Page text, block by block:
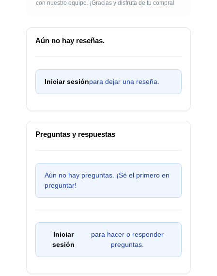
con nuestro equipo. ¡Gracias y disfruta de tu compra!
Aún no hay reseñas.
Iniciar sesiónpara dejar una reseña.
Preguntas y respuestas
Aún no hay preguntas. ¡Sé el primero en
preguntar!
Iniciar
sesión
para hacer o responder
preguntas.